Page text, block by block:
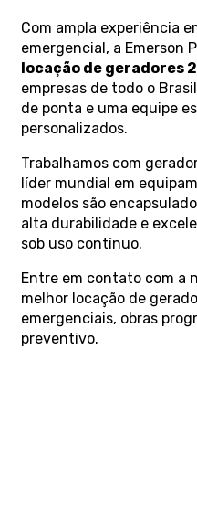
Com ampla experiência
emergencial, a Emerson
locação de geradores
empresas de todo o
de ponta e uma equipe
personalizados.
Trabalhamos com
líder mundial em
modelos são
alta durabilidade e
sob uso contínuo.
Entre em contato com a
melhor locação de
emergenciais, obras
preventivo.